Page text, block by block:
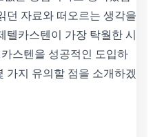
던 자료와 떠오르는 생각을
텔카스텐이 가장 탁월한 시
스텐을 성공적인 도입하
가지 유의할 점을 소개하겠